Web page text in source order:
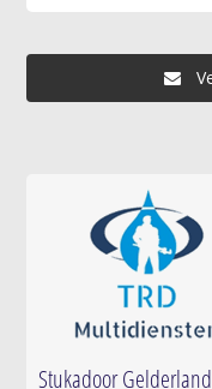
Stukadoor Gelderland